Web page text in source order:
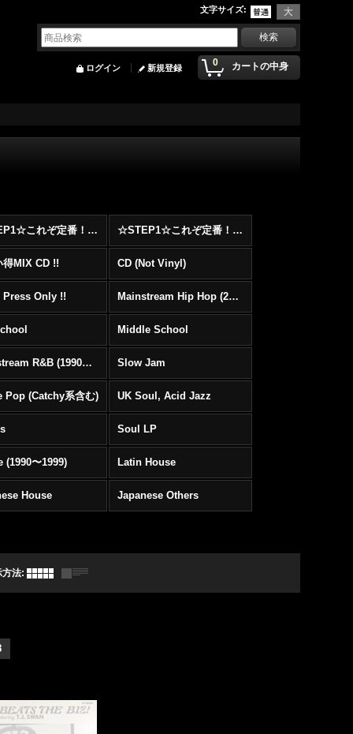
文字サイズ:
0 カートの中身
ログイン 新規登録
☆STEP1☆これぞ定番！！まずはここから！2000年代Hip HopフロアヒットBest 100 !!! ☆STEP1☆これぞ定番！！まずはここから！2000年代R&BフロアヒットBest 100 !!!
得MIX CD !! CD (Not Vinyl)
Press Only !! Mainstream Hip Hop (2000〜)
Middle School
Mainstream R&B (1990〜1999) Slow Jam
Pop (Catchy系含む) UK Soul, Acid Jazz
Soul LP
(1990〜1999) Latin House
House Japanese Others
方法: